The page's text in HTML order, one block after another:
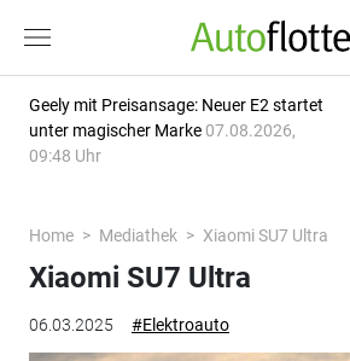
Geely mit Preisansage: Neuer E2 startet
unter magischer Marke 07.08.2026,
09:48 Uhr
Home Mediathek Xiaomi SU7 Ultra
06.03.2025 #Elektroauto
Xiaomi SU7 Ultra